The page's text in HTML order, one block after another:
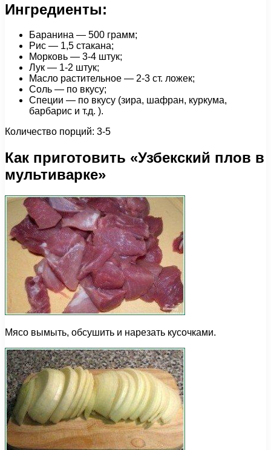
Ингредиенты:
Баранина — 500 грамм;
Рис — 1,5 стакана;
Морковь — 3-4 штук;
Лук — 1-2 штук;
Масло растительное — 2-3 ст. ложек;
Соль — по вкусу;
Специи — по вкусу (зира, шафран, куркума,
барбарис и т.д. ).
Количество порций: 3-5
Как приготовить «Узбекский плов в
мультиварке»
Мясо вымыть, обсушить и нарезать кусочками.